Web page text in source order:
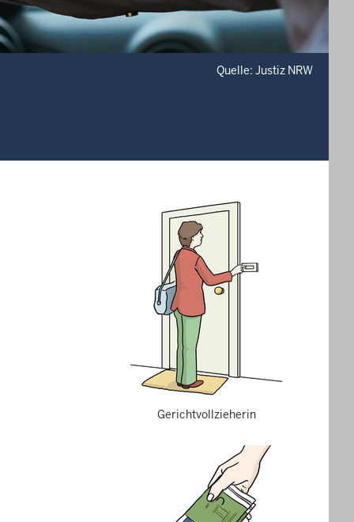
Quelle: Justiz NRW
Gerichtvollzieherin